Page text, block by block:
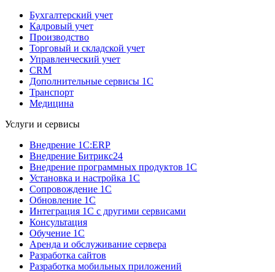
Бухгалтерский учет
Кадровый учет
Производство
Торговый и складской учет
Управленческий учет
CRM
Дополнительные сервисы 1С
Транспорт
Медицина
Услуги и сервисы
Внедрение 1С:ERP
Внедрение Битрикс24
Внедрение программных продуктов 1С
Установка и настройка 1С
Сопровождение 1С
Обновление 1С
Интеграция 1С с другими сервисами
Консультация
Обучение 1С
Аренда и обслуживание сервера
Разработка сайтов
Разработка мобильных приложений